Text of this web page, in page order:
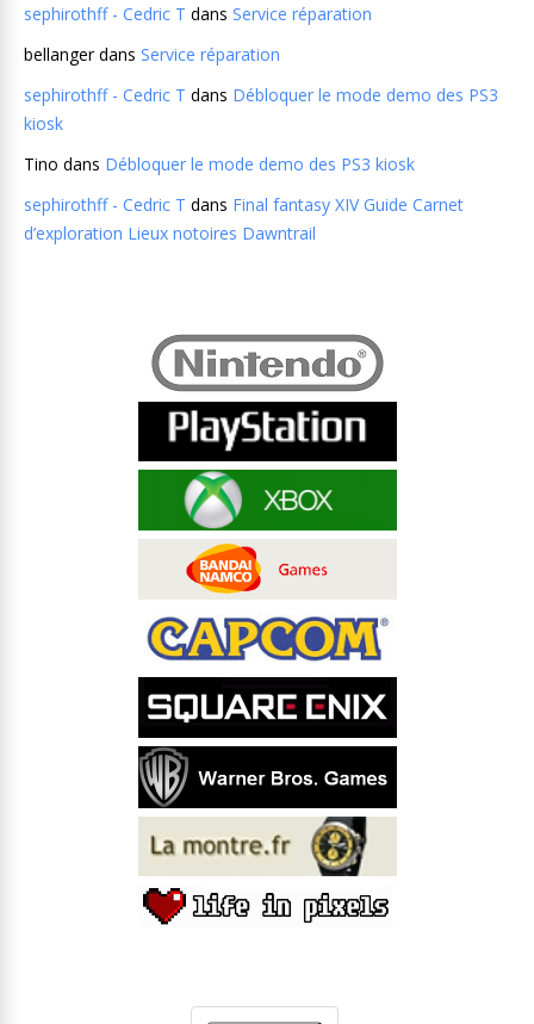
sephirothff - Cedric T dans Service réparation
bellangerdans Service réparation
sephirothff - Cedric T dans Débloquer le mode demo des PS3
kiosk
Tino dans Débloquer le mode demo des PS3 kiosk
sephirothff - Cedric T dans Final fantasy XIV Guide Carnet
d’exploration Lieux notoires Dawntrail